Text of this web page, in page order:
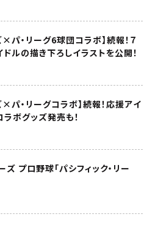
パ・リーグ6球団コラボ】続報！７
ルの描き下ろしイラストを公開！
パ・リーグコラボ】続報！応援アイ
ボグッズ発売も！
プロ野球「パシフィック・リー